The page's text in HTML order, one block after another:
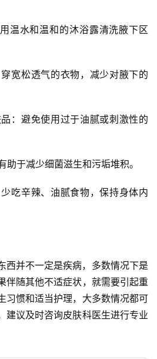
温水和温和的沐浴露清洗腋下区
宽松透气的衣物，减少对腋下的
：避免使用过于油腻或刺激性的
助于减少细菌滋生和污垢堆积。
吃辛辣、油腻食物，保持身体内
西并不一定是疾病，多数情况下是
伴随其他不适症状，就需要引起重
习惯和适当护理，大多数情况都可
建议及时咨询皮肤科医生进行专业